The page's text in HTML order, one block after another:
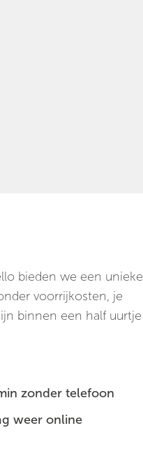
bieden we een unieke
voorrijkosten, je
binnen een half uurtje
zonder telefoon
weer online